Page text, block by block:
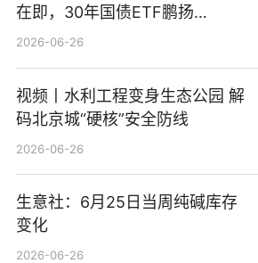
在即，30年国债ETF鹏扬
(511090) 盘中小幅上涨
2026-06-26
视频丨水利工程变身生态公园 解
码北京城“硬核”安全防线
2026-06-26
生意社：6月25日当周纯碱库存
变化
2026-06-26